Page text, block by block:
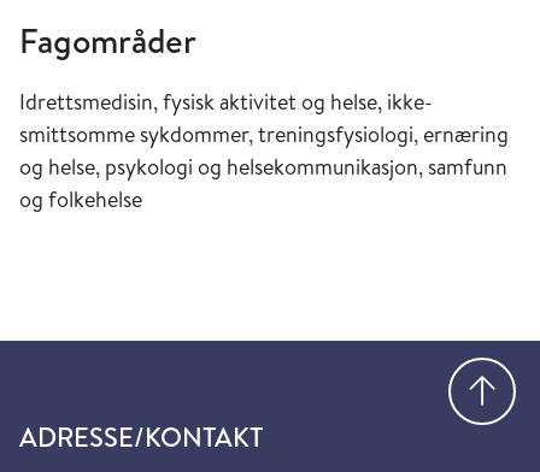
Fagområder
Idrettsmedisin, fysisk aktivitet og helse, ikke-
smittsomme sykdommer, treningsfysiologi, ernæring
og helse, psykologi og helsekommunikasjon, samfunn
og folkehelse
ADRESSE/KONTAKT